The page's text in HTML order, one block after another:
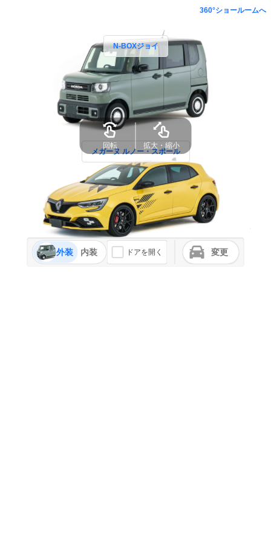
360°ショールームへ
N-BOXジョイ
メガーヌ ルノー・スポール
外装 内装 ドアを開く 変更
回転 拡大・縮小